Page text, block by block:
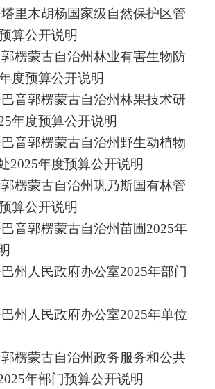
里木胡杨国家级自然保护区管
算公开说明
楞蒙古自治州林业有害生物防
度预算公开说明
音郭楞蒙古自治州林果技术研
年度预算公开说明
音郭楞蒙古自治州野生动植物
2025年度预算公开说明
楞蒙古自治州巩乃斯国有林管
算公开说明
音郭楞蒙古自治州苗圃2025年
州人民政府办公室2025年部门
州人民政府办公室2025年单位
楞蒙古自治州政务服务和公共
年部门预算公开说明